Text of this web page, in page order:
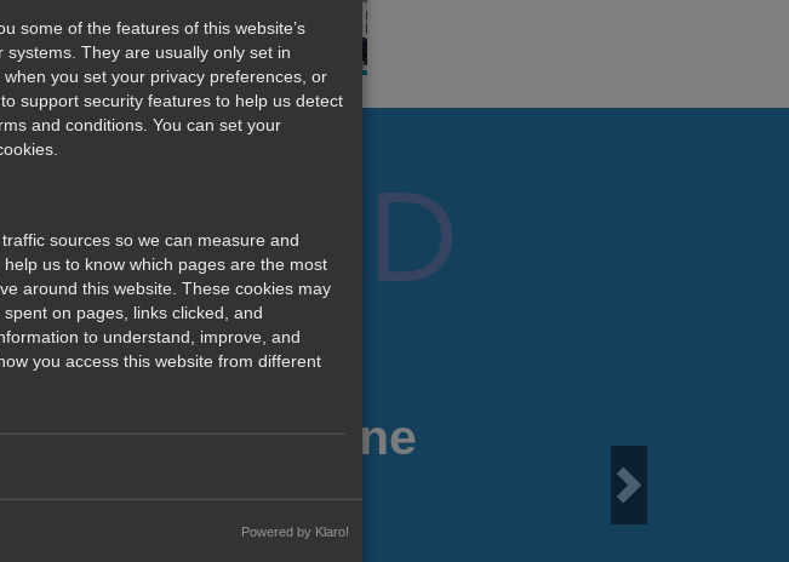
Online
some of the features of this website’s
They are usually only set in
you set your privacy preferences, or
support security features to help us detect
and conditions. You can set your
sources so we can measure and
us to know which pages are the most
around this website. These cookies may
on pages, links clicked, and
to understand, improve, and
you access this website from different
Powered by Klaro!